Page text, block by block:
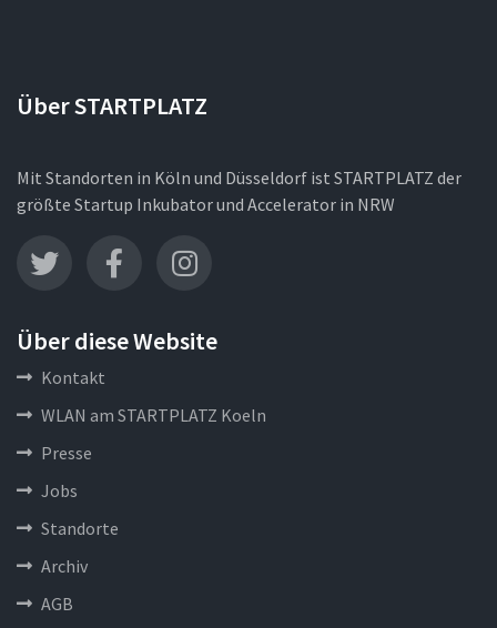
Über STARTPLATZ
Mit Standorten in Köln und Düsseldorf ist STARTPLATZ der
größte Startup Inkubator und Accelerator in NRW
Über diese Website
Kontakt
WLAN am STARTPLATZ Koeln
Presse
Jobs
Standorte
Archiv
AGB